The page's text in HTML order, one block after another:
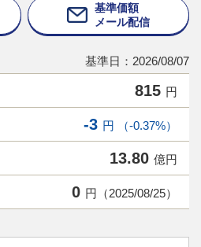
基準価額
メール配信
基準日：2026/08/07
815 円
-3 円 （-0.37%）
13.80 億円
0 円（2025/08/25）